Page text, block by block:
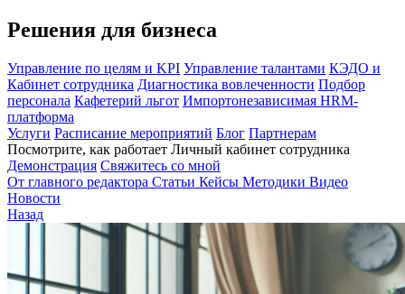
Решения для бизнеса
Управление по целям и KPI Управление талантами КЭДО и
Кабинет сотрудника Диагностика вовлеченности Подбор
персонала Кафетерий льгот Импортонезависимая HRM-
платформа
Услуги Расписание мероприятий Блог Партнерам
Посмотрите, как работает Личный кабинет сотрудника
Демонстрация Свяжитесь со мной
От главного редактора Статьи Кейсы Методики Видео
Новости
Назад